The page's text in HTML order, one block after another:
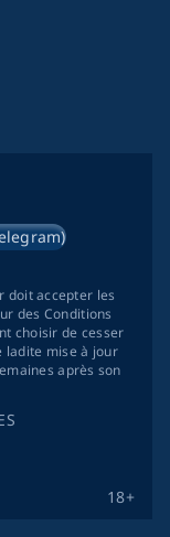
18+
doit accepter les
des Conditions
choisir de cesser
ladite mise à jour
après son